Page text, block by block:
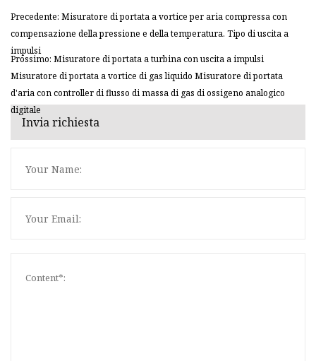
Precedente: Misuratore di portata a vortice per aria compressa con
compensazione della pressione e della temperatura. Tipo di uscita a
impulsi
Prossimo: Misuratore di portata a turbina con uscita a impulsi
Misuratore di portata a vortice di gas liquido Misuratore di portata
d'aria con controller di flusso di massa di gas di ossigeno analogico
digitale
Invia richiesta